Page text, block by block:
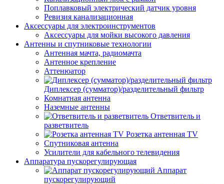
Поплавковый электрический датчик уровня
Ревизия канализационная
Аксессуары для электроинструментов
Аксессуары для мойки высокого давления
Антенны и спутниковые технологии
Антенная мачта, радиомачта
Антенное крепление
Аттенюатор
Диплексер (сумматор)/разделительный фильтр
Комнатная антенна
Наземные антенны
Ответвитель и
разветвитель
Розетка антенная TV
Спутниковая антенна
Усилители для кабельного телевидения
Аппаратура пускорегулирующая
Аппарат
пускорегулирующий